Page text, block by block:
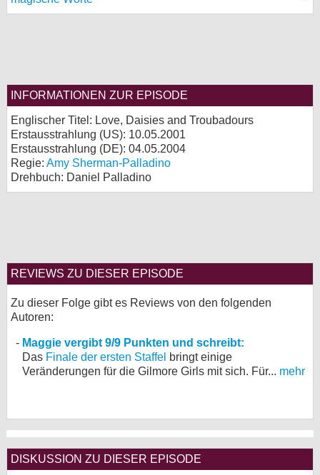
INFORMATIONEN ZUR EPISODE
Englischer Titel: Love, Daisies and Troubadours
Erstausstrahlung (US): 10.05.2001
Erstausstrahlung (DE): 04.05.2004
Regie: Amy Sherman-Palladino
Drehbuch: Daniel Palladino
REVIEWS ZU DIESER EPISODE
Zu dieser Folge gibt es Reviews von den folgenden
Autoren:
Maggie vergibt 9/9 Punkten und schreibt:
Das Finale der ersten Staffel bringt einige
Veränderungen für die Gilmore Girls mit sich. Für... mehr
DISKUSSION ZU DIESER EPISODE